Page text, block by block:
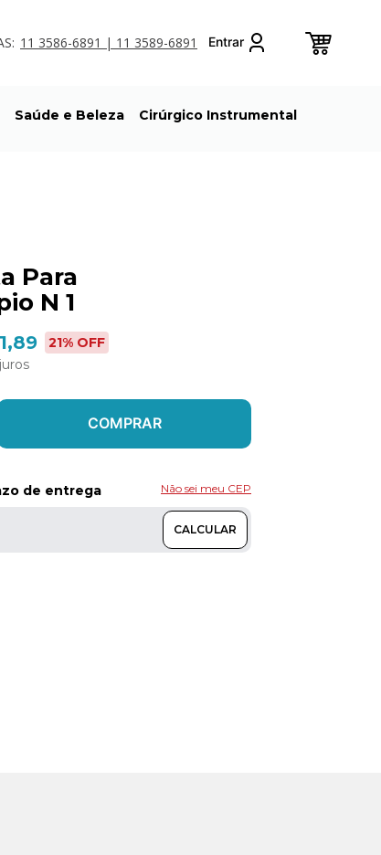
11 3586-6891 | 11 3589-6891
Saúde e Beleza Cirúrgico Instrumental
Para
N 1
21% OFF
COMPRAR
de entrega Não sei meu CEP